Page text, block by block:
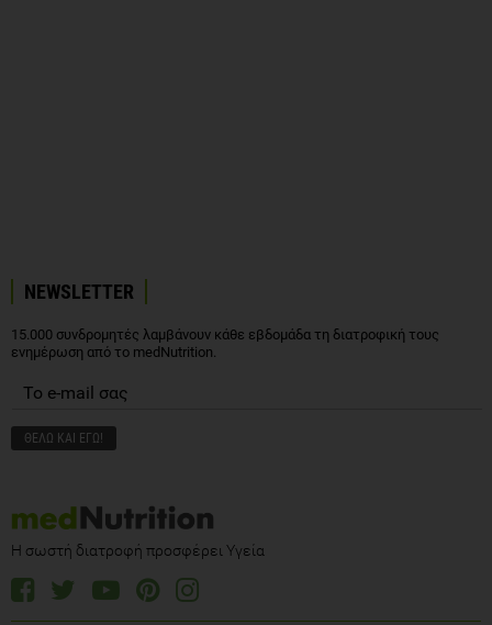
NEWSLETTER
15.000 συνδρομητές λαμβάνουν κάθε εβδομάδα τη διατροφική τους
ενημέρωση από το medNutrition.
Η σωστή διατροφή προσφέρει Υγεία